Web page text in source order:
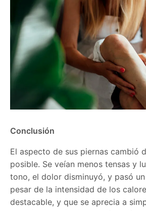
Conclusión
El aspecto de sus piernas cambió
posible. Se veían menos tensas y
tono, el dolor disminuyó, y pasó
pesar de la intensidad de los
destacable, y que se aprecia a